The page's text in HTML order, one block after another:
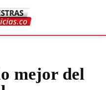
mejor del